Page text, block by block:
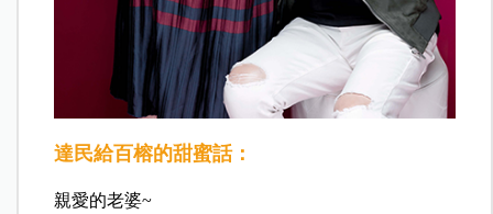
達民給百榕的甜蜜話：
親愛的老婆~